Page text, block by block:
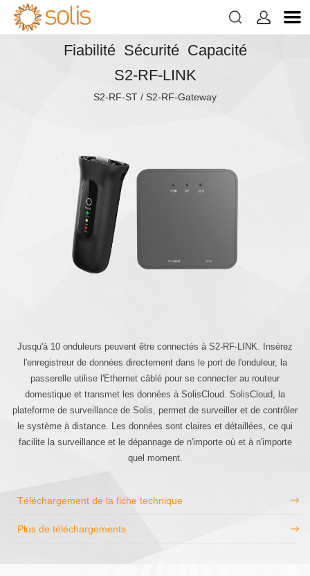
 
Fiabilité Sécurité Capacité
S2-RF-LINK
S2-RF-ST / S2-RF-Gateway
Jusqu'à 10 onduleurs peuvent être connectés à S2-RF-LINK. Insérez
l'enregistreur de données directement dans le port de l'onduleur, la
passerelle utilise l'Ethernet câblé pour se connecter au routeur
domestique et transmet les données à SolisCloud. SolisCloud, la
plateforme de surveillance de Solis, permet de surveiller et de contrôler
le système à distance. Les données sont claires et détaillées, ce qui
facilite la surveillance et le dépannage de n'importe où et à n'importe
quel moment.
Téléchargement de la fiche technique
Plus de téléchargements